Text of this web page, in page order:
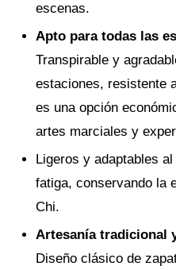
escenas.
Apto para todas las
Transpirable y
estaciones, resistente
es una opción
artes marciales y
Ligeros y adaptables
fatiga, conservando la
Chi.
Artesanía tradicional
Diseño clásico de